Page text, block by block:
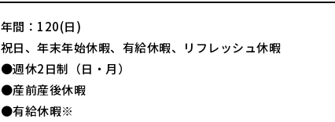
年間：120(日)
祝日、年末年始休暇、有給休暇、リフレッシュ休暇
●週休2日制（日・月）
●産前産後休暇
●有給休暇※